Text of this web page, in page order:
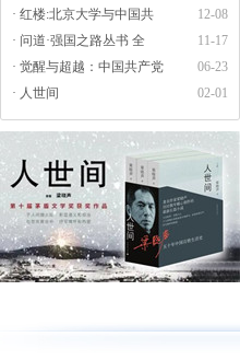
12-08
· 红楼:北京大学与中国共
11-17
· 问道·强国之路丛书 全
06-23
· 觉醒与超越：中国共产党
02-01
· 人世间